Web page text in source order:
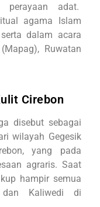
perayaan adat.
agama Islam
dalam acara
Ruwatan
Cirebon
disebut sebagai
wilayah Gegesik
yang pada
agraris. Saat
hampir semua
Kaliwedi di